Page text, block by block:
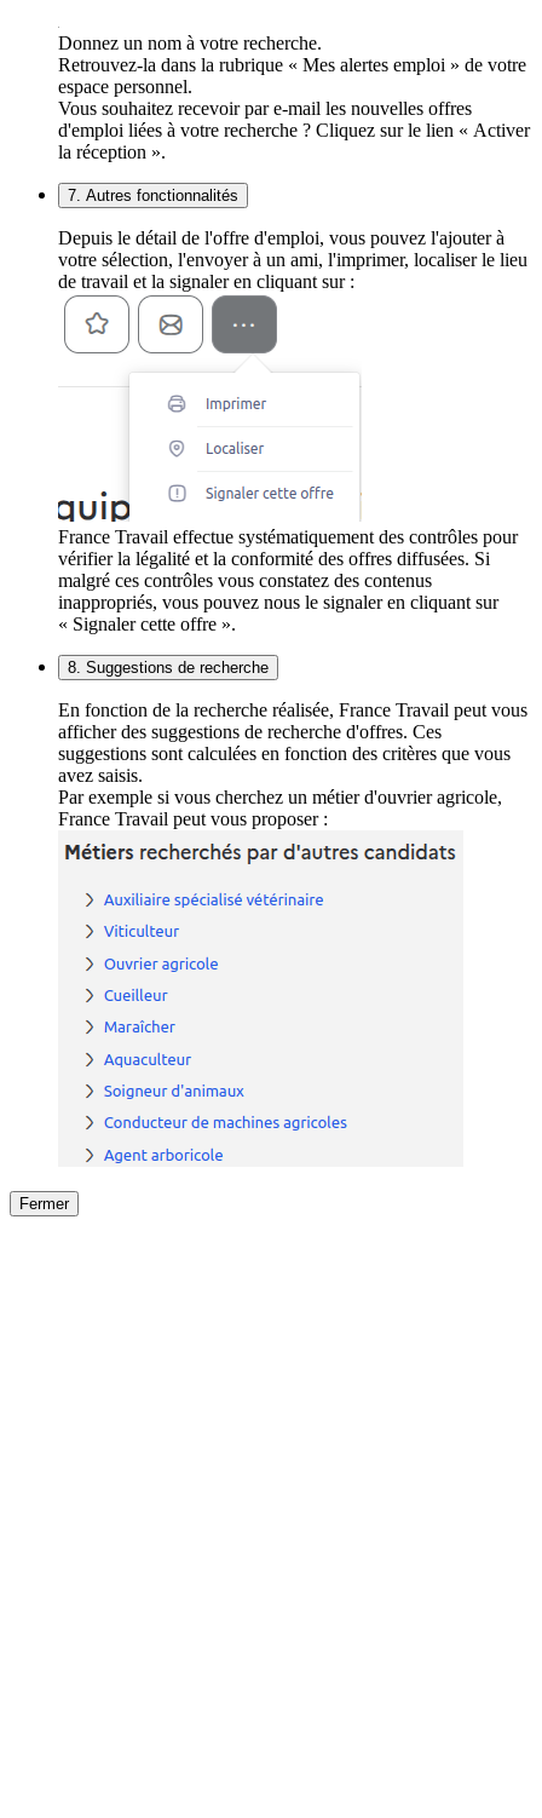
Donnez un nom à votre recherche.
Retrouvez-la dans la rubrique « Mes alertes emploi » de votre
espace personnel.
Vous souhaitez recevoir par e-mail les nouvelles offres
d'emploi liées à votre recherche ? Cliquez sur le lien « Activer
la réception ».
7. Autres fonctionnalités
Depuis le détail de l'offre d'emploi, vous pouvez l'ajouter à
votre sélection, l'envoyer à un ami, l'imprimer, localiser le lieu
de travail et la signaler en cliquant sur :
France Travail effectue systématiquement des contrôles pour
vérifier la légalité et la conformité des offres diffusées. Si
malgré ces contrôles vous constatez des contenus
inappropriés, vous pouvez nous le signaler en cliquant sur
« Signaler cette offre ».
8. Suggestions de recherche
En fonction de la recherche réalisée, France Travail peut vous
afficher des suggestions de recherche d'offres. Ces
suggestions sont calculées en fonction des critères que vous
avez saisis.
Par exemple si vous cherchez un métier d'ouvrier agricole,
France Travail peut vous proposer :
Fermer